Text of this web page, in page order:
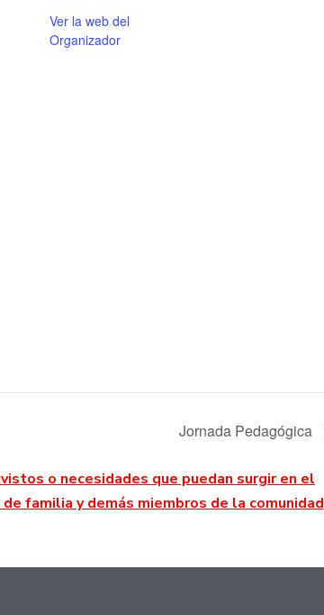
Ver la web del
Organizador
Jornada Pedagógica
o necesidades que puedan surgir en el
familia y demás miembros de la comunidad